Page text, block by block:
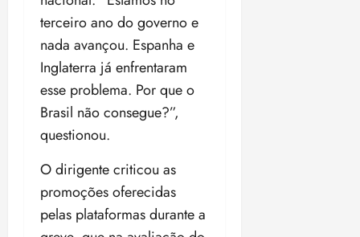
terceiro ano do governo e
nada avançou. Espanha e
Inglaterra já enfrentaram
esse problema. Por que o
Brasil não consegue?”,
questionou.
O dirigente criticou as
promoções oferecidas
pelas plataformas durante a